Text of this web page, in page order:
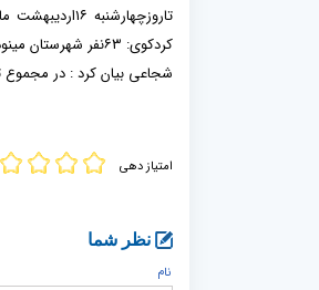
کردکوی: ۶۳نفر شهرستان مینودشت :۳۸ نفر شهرستان آزادشهر: ۲۹ شهرستان کلاله: ۲۴ شهرستان بندرگز :۱۱نفر
شجاعی بیان کرد : در مجموع ثبت نام شدگان تا
امتیاز دهی
نظر شما
نام